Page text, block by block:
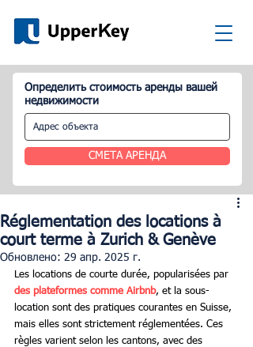
Определить стоимость аренды вашей
недвижимости
СМЕТА АРЕНДА
Réglementation des locations à
court terme à Zurich & Genève
Обновлено: 29 апр. 2025 г.
Les locations de courte durée, popularisées par
des plateformes comme Airbnb, et la sous-
location sont des pratiques courantes en Suisse,
mais elles sont strictement réglementées. Ces
règles varient selon les cantons, avec des